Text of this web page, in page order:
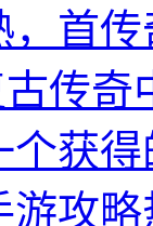
首
传
个获
游攻